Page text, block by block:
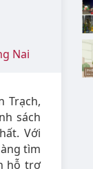
Nai
Trạch,
sách
Với
tìm
hỗ trợ